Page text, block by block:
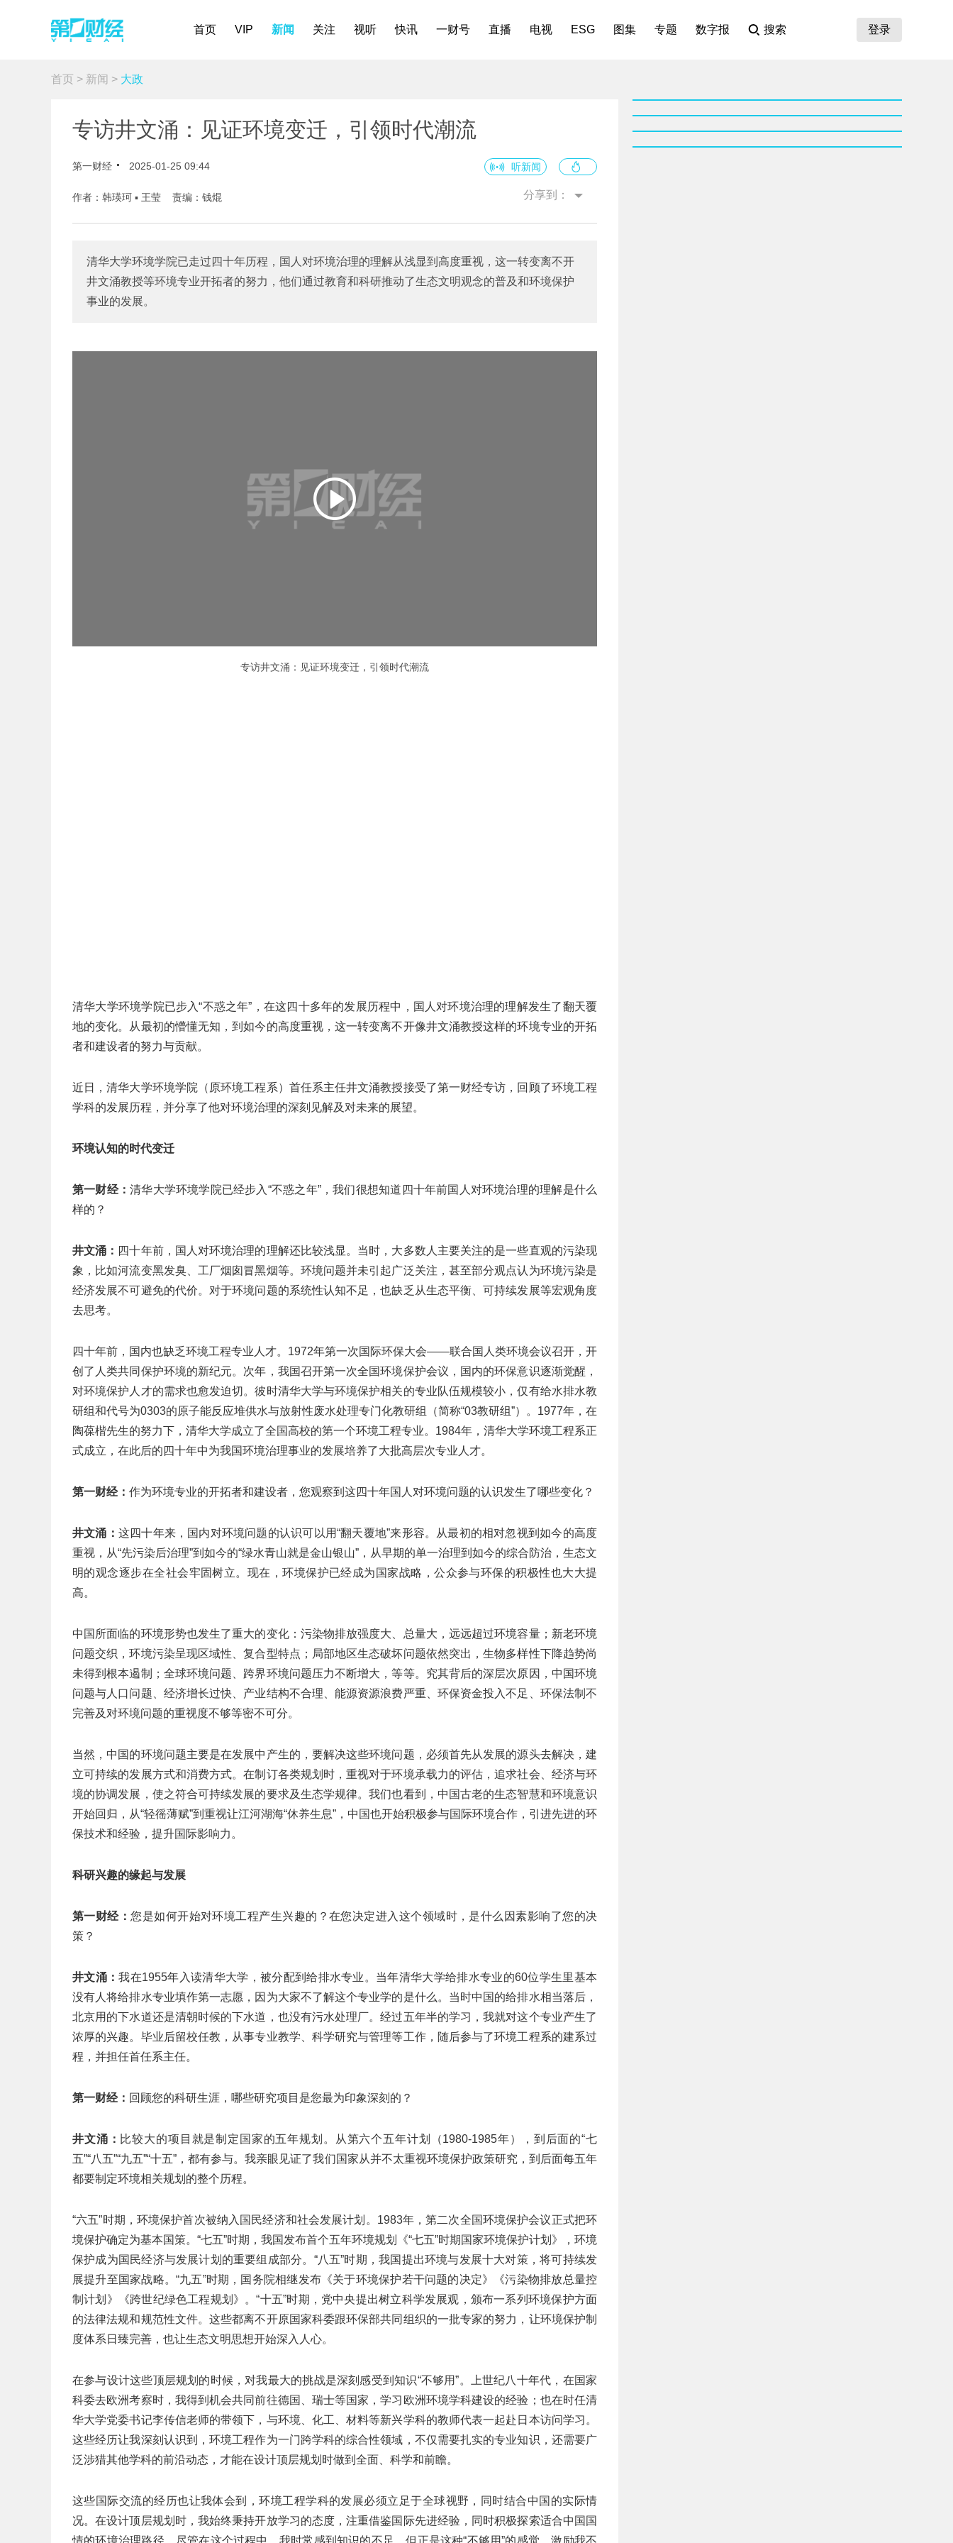
首页 VIP 新闻 关注 视听 快讯 一财号 直播 电视 ESG 图集 专题 数字报 搜索 登录
首页 > 新闻 > 大政
专访井文涌：见证环境变迁，引领时代潮流
第一财经 2025-01-25 09:44 听新闻
作者：韩瑛珂 ▪ 王莹 责编：钱焜 分享到：
清华大学环境学院已走过四十年历程，国人对环境治理的理解从浅显到高度重视，这一转变离不开
井文涌教授等环境专业开拓者的努力，他们通过教育和科研推动了生态文明观念的普及和环境保护
事业的发展。
专访井文涌：见证环境变迁，引领时代潮流
清华大学环境学院已步入“不惑之年”，在这四十多年的发展历程中，国人对环境治理的理解发生了翻天覆
地的变化。从最初的懵懂无知，到如今的高度重视，这一转变离不开像井文涌教授这样的环境专业的开拓
者和建设者的努力与贡献。
近日，清华大学环境学院（原环境工程系）首任系主任井文涌教授接受了第一财经专访，回顾了环境工程
学科的发展历程，并分享了他对环境治理的深刻见解及对未来的展望。
环境认知的时代变迁
第一财经：清华大学环境学院已经步入“不惑之年”，我们很想知道四十年前国人对环境治理的理解是什么
样的？
井文涌： 四十年前，国人对环境治理的理解还比较浅显。当时，大多数人主要关注的是一些直观的污染现
象，比如河流变黑发臭、工厂烟囱冒黑烟等。环境问题并未引起广泛关注，甚至部分观点认为环境污染是
经济发展不可避免的代价。对于环境问题的系统性认知不足，也缺乏从生态平衡、可持续发展等宏观角度
去思考。
四十年前，国内也缺乏环境工程专业人才。1972年第一次国际环保大会——联合国人类环境会议召开，开
创了人类共同保护环境的新纪元。次年，我国召开第一次全国环境保护会议，国内的环保意识逐渐觉醒，
对环境保护人才的需求也愈发迫切。彼时清华大学与环境保护相关的专业队伍规模较小，仅有给水排水教
研组和代号为0303的原子能反应堆供水与放射性废水处理专门化教研组（简称“03教研组”）。1977年，在
陶葆楷先生的努力下，清华大学成立了全国高校的第一个环境工程专业。1984年，清华大学环境工程系正
式成立，在此后的四十年中为我国环境治理事业的发展培养了大批高层次专业人才。
第一财经： 作为环境专业的开拓者和建设者，您观察到这四十年国人对环境问题的认识发生了哪些变化？
井文涌： 这四十年来，国内对环境问题的认识可以用“翻天覆地”来形容。从最初的相对忽视到如今的高度
重视，从“先污染后治理”到如今的“绿水青山就是金山银山”，从早期的单一治理到如今的综合防治，生态文
明的观念逐步在全社会牢固树立。现在，环境保护已经成为国家战略，公众参与环保的积极性也大大提
高。
中国所面临的环境形势也发生了重大的变化：污染物排放强度大、总量大，远远超过环境容量；新老环境
问题交织，环境污染呈现区域性、复合型特点；局部地区生态破坏问题依然突出，生物多样性下降趋势尚
未得到根本遏制；全球环境问题、跨界环境问题压力不断增大，等等。究其背后的深层次原因，中国环境
问题与人口问题、经济增长过快、产业结构不合理、能源资源浪费严重、环保资金投入不足、环保法制不
完善及对环境问题的重视度不够等密不可分。
当然，中国的环境问题主要是在发展中产生的，要解决这些环境问题，必须首先从发展的源头去解决，建
立可持续的发展方式和消费方式。在制订各类规划时，重视对于环境承载力的评估，追求社会、经济与环
境的协调发展，使之符合可持续发展的要求及生态学规律。我们也看到，中国古老的生态智慧和环境意识
开始回归，从“轻徭薄赋”到重视让江河湖海“休养生息”，中国也开始积极参与国际环境合作，引进先进的环
保技术和经验，提升国际影响力。
科研兴趣的缘起与发展
第一财经：您是如何开始对环境工程产生兴趣的？在您决定进入这个领域时，是什么因素影响了您的决
策？
井文涌：我在1955年入读清华大学，被分配到给排水专业。当年清华大学给排水专业的60位学生里基本
没有人将给排水专业填作第一志愿，因为大家不了解这个专业学的是什么。当时中国的给排水相当落后，
北京用的下水道还是清朝时候的下水道，也没有污水处理厂。经过五年半的学习，我就对这个专业产生了
浓厚的兴趣。毕业后留校任教，从事专业教学、科学研究与管理等工作，随后参与了环境工程系的建系过
程，并担任首任系主任。
第一财经： 回顾您的科研生涯，哪些研究项目是您最为印象深刻的？
井文涌： 比较大的项目就是制定国家的五年规划。从第六个五年计划（1980-1985年），到后面的“七
五”“八五”“九五”“十五”，都有参与。我亲眼见证了我们国家从并不太重视环境保护政策研究，到后面每五年
都要制定环境相关规划的整个历程。
“六五”时期，环境保护首次被纳入国民经济和社会发展计划。1983年，第二次全国环境保护会议正式把环
境保护确定为基本国策。“七五”时期，我国发布首个五年环境规划《“七五”时期国家环境保护计划》，环境
保护成为国民经济与发展计划的重要组成部分。“八五”时期，我国提出环境与发展十大对策，将可持续发
展提升至国家战略。“九五”时期，国务院相继发布《关于环境保护若干问题的决定》《污染物排放总量控
制计划》《跨世纪绿色工程规划》。“十五”时期，党中央提出树立科学发展观，颁布一系列环境保护方面
的法律法规和规范性文件。这些都离不开原国家科委跟环保部共同组织的一批专家的努力，让环境保护制
度体系日臻完善，也让生态文明思想开始深入人心。
在参与设计这些顶层规划的时候，对我最大的挑战是深刻感受到知识“不够用”。上世纪八十年代，在国家
科委去欧洲考察时，我得到机会共同前往德国、瑞士等国家，学习欧洲环境学科建设的经验；也在时任清
华大学党委书记李传信老师的带领下，与环境、化工、材料等新兴学科的教师代表一起赴日本访问学习。
这些经历让我深刻认识到，环境工程作为一门跨学科的综合性领域，不仅需要扎实的专业知识，还需要广
泛涉猎其他学科的前沿动态，才能在设计顶层规划时做到全面、科学和前瞻。
这些国际交流的经历也让我体会到，环境工程学科的发展必须立足于全球视野，同时结合中国的实际情
况。在设计顶层规划时，我始终秉持开放学习的态度，注重借鉴国际先进经验，同时积极探索适合中国国
情的环境治理路径。尽管在这个过程中，我时常感到知识的不足，但正是这种“不够用”的感觉，激励我不